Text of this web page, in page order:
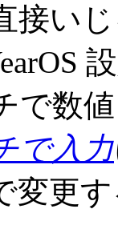
接い
で数
で入力
変更